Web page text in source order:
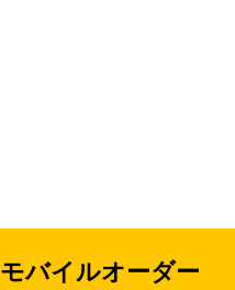
モバイルオーダー